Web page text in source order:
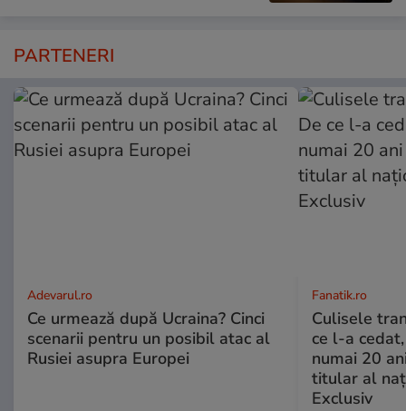
PARTENERI
Adevarul.ro
Ce urmează după Ucraina? Cinci
scenarii pentru un posibil atac al
Rusiei asupra Europei
Fanatik.ro
Culisele
ce l-a
numai 20
titular al
Exclusiv